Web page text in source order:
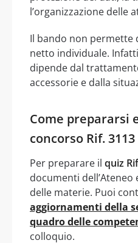
l’organizzazione delle
Il bando non permette
netto individuale.
dipende dal
accessorie e dalla
Come prepararsi
concorso Rif. 3113
Per preparare il quiz
documenti
delle materie. Puoi
aggiornamenti della
quadro delle
colloquio.